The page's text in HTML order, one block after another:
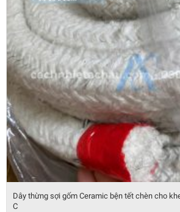
Dây thừng sợi gốm Ceramic bện tết chèn cho
C